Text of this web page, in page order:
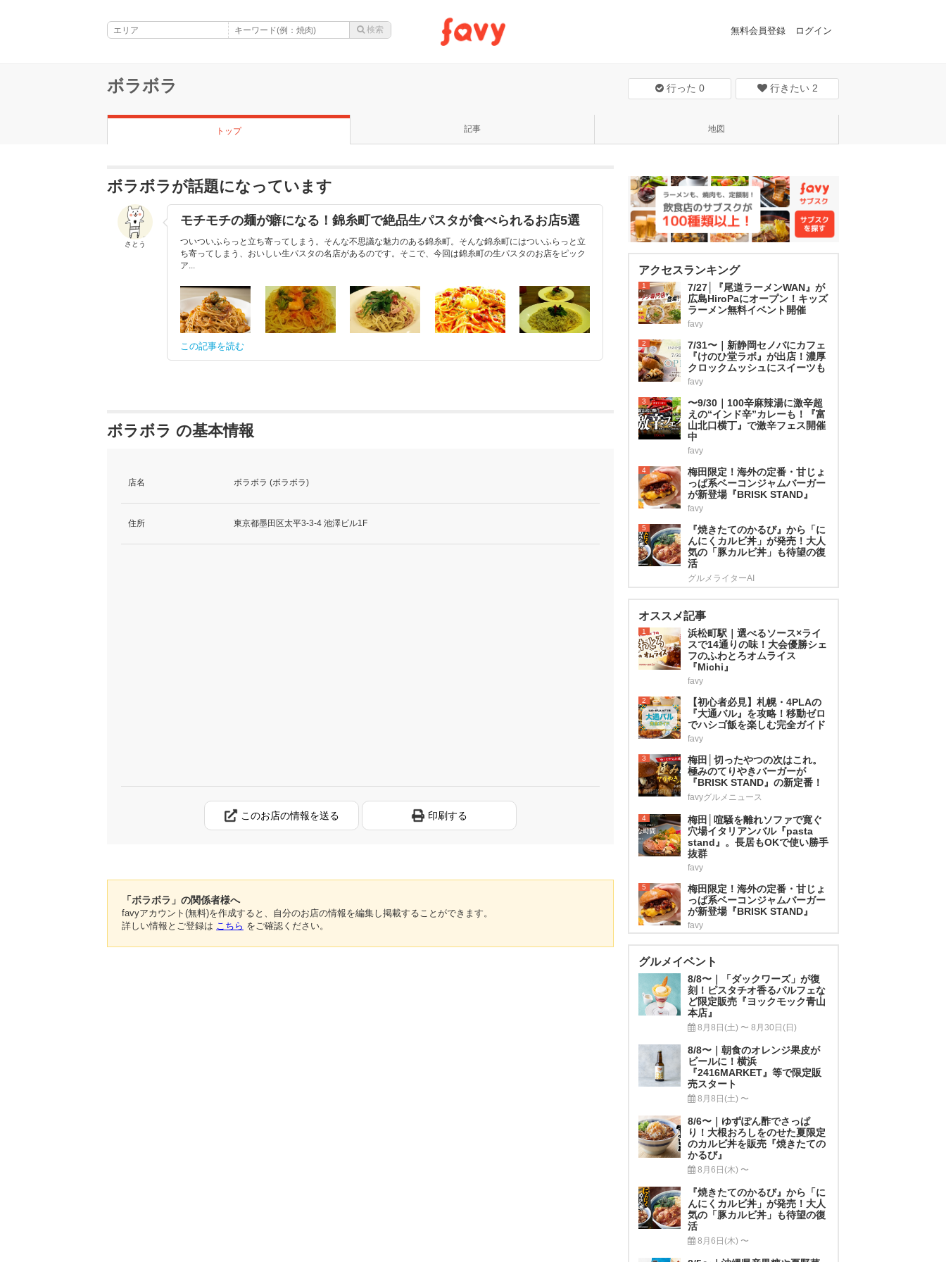
無料会員登録 ログイン
ボラボラ 行った 0 行きたい 2
トップ 記事 地図
ボラボラが話題になっています
さとう
モチモチの麺が癖になる！錦糸町で絶品生パスタが食べられるお店5選
ついついふらっと立ち寄ってしまう。そんな不思議な魅力のある錦糸町。そんな錦糸町にはついふらっと立
ち寄ってしまう、おいしい生パスタの名店があるのです。そこで、今回は錦糸町の生パスタのお店をピック
ア...
この記事を読む
ボラボラ の基本情報
店名 ボラボラ (ボラボラ)
住所 東京都墨田区太平3-3-4 池澤ビル1F
このお店の情報を送る 印刷する
「ボラボラ」の関係者様へ
favyアカウント(無料)を作成すると、自分のお店の情報を編集し掲載することができます。
詳しい情報とご登録は こちら をご確認ください。
アクセスランキング
1
7/27│『尾道ラーメンWAN』が
広島HiroPaにオープン！キッズ
ラーメン無料イベント開催
favy
2
7/31〜｜新静岡セノバにカフェ
『けのひ堂ラボ』が出店！濃厚
クロックムッシュにスイーツも
favy
3
〜9/30｜100辛麻辣湯に激辛超
えの“インド辛”カレーも！『富
山北口横丁』で激辛フェス開催
中
favy
4
梅田限定！海外の定番・甘じょ
っぱ系ベーコンジャムバーガー
が新登場『BRISK STAND』
favy
5
『焼きたてのかるび』から「に
んにくカルビ丼」が発売！大人
気の「豚カルビ丼」も待望の復
活
グルメライターAI
オススメ記事
1
浜松町駅｜選べるソース×ライ
スで14通りの味！大会優勝シェ
フのふわとろオムライス
『Michi』
favy
2
【初心者必見】札幌・4PLAの
『大通バル』を攻略！移動ゼロ
でハシゴ飯を楽しむ完全ガイド
favy
3
梅田│切ったやつの次はこれ。
極みのてりやきバーガーが
『BRISK STAND』の新定番！
favyグルメニュース
4
梅田│喧騒を離れソファで寛ぐ
穴場イタリアンバル『pasta
stand』。長居もOKで使い勝手
抜群
favy
5
梅田限定！海外の定番・甘じょ
っぱ系ベーコンジャムバーガー
が新登場『BRISK STAND』
favy
グルメイベント
8/8〜｜「ダックワーズ」が復
刻！ピスタチオ香るパルフェな
ど限定販売『ヨックモック青山
本店』
8月8日(土) 〜 8月30日(日)
8/8〜｜朝食のオレンジ果皮が
ビールに！横浜
『2416MARKET』等で限定販
売スタート
8月8日(土) 〜
8/6〜｜ゆずぽん酢でさっぱ
り！大根おろしをのせた夏限定
のカルビ丼を販売『焼きたての
かるび』
8月6日(木) 〜
『焼きたてのかるび』から「に
んにくカルビ丼」が発売！大人
気の「豚カルビ丼」も待望の復
活
8月6日(木) 〜